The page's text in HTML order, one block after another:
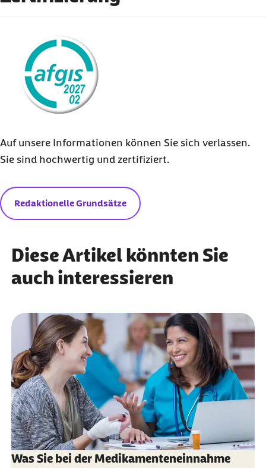
Auf unsere Informationen können Sie sich verlassen.
Sie sind hochwertig und zertifiziert.
Redaktionelle Grundsätze
Diese Artikel könnten Sie
auch interessieren
Was Sie bei der Medikamenteneinnahme